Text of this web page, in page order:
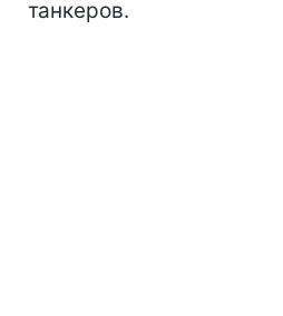
танкеров.